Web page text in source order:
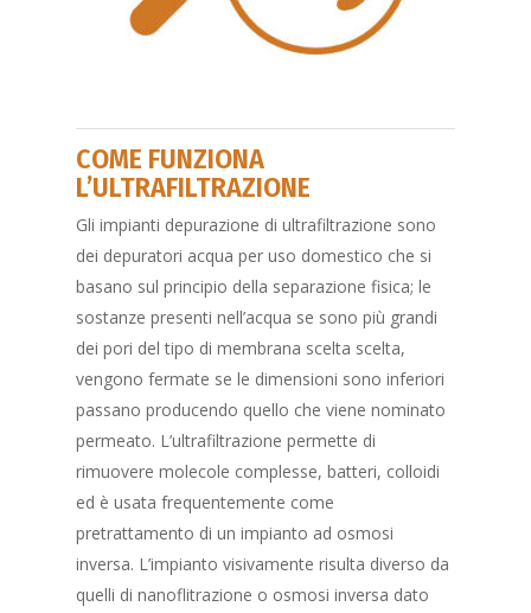
COME FUNZIONA
L’ULTRAFILTRAZIONE
Gli impianti depurazione di ultrafiltrazione sono
dei depuratori acqua per uso domestico che si
basano sul principio della separazione fisica; le
sostanze presenti nell’acqua se sono più grandi
dei pori del tipo di membrana scelta scelta,
vengono fermate se le dimensioni sono inferiori
passano producendo quello che viene nominato
permeato. L’ultrafiltrazione permette di
rimuovere molecole complesse, batteri, colloidi
ed è usata frequentemente come
pretrattamento di un impianto ad osmosi
inversa. L’impianto visivamente risulta diverso da
quelli di nanoflitrazione o osmosi inversa dato